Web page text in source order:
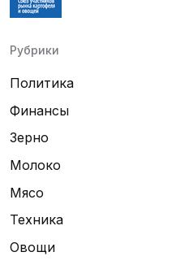
Рубрики
Политика
Финансы
Зерно
Молоко
Мясо
Техника
Овощи